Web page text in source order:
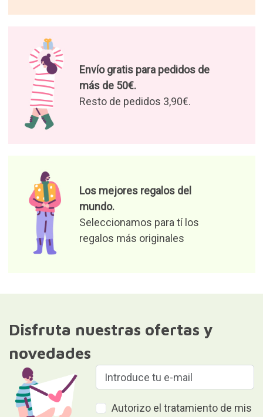
Envío gratis para pedidos de
más de 50€.
Resto de pedidos 3,90€.
Los mejores regalos del
mundo.
Seleccionamos para tí los
regalos más originales
Disfruta nuestras ofertas y
novedades
Autorizo el tratamiento de mis